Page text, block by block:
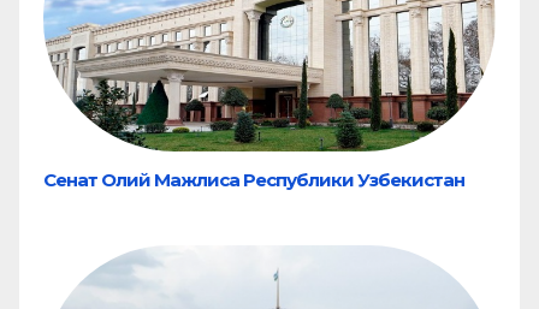
Сенат Олий Мажлиса Республики Узбекистан